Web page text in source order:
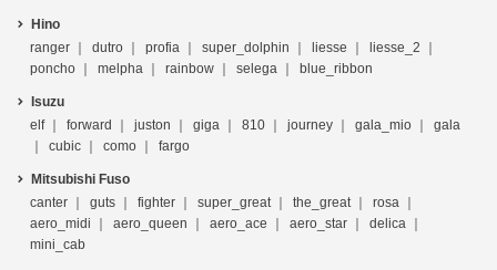
Hino
ranger
dutro profia super_dolphin liesse
liesse_2
poncho
melpha rainbow selega blue_ribbon
Isuzu
elf
forward juston giga 810 journey gala_mio
gala
cubic
como fargo
Mitsubishi Fuso
canter
guts fighter super_great the_great
rosa
aero_midi
aero_queen aero_ace aero_star
delica
mini_cab